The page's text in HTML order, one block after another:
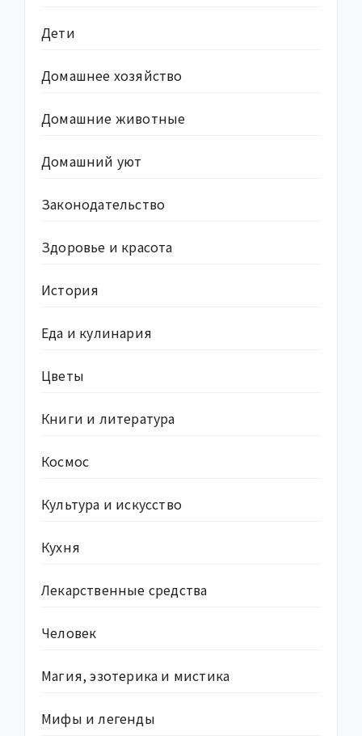
Дети
Домашнее хозяйство
Домашние животные
Домашний уют
Законодательство
Здоровье и красота
История
Еда и кулинария
Цветы
Книги и литература
Космос
Культура и искусство
Кухня
Лекарственные средства
Человек
Магия, эзотерика и мистика
Мифы и легенды